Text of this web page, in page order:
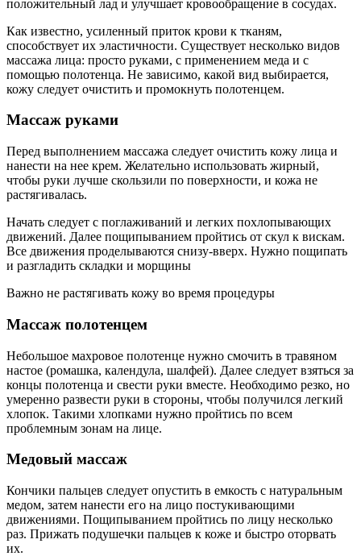
положительный лад и улучшает кровообращение в сосудах.
Как известно, усиленный приток крови к тканям,
способствует их эластичности. Существует несколько видов
массажа лица: просто руками, с применением меда и с
помощью полотенца. Не зависимо, какой вид выбирается,
кожу следует очистить и промокнуть полотенцем.
Массаж руками
Перед выполнением массажа следует очистить кожу лица и
нанести на нее крем. Желательно использовать жирный,
чтобы руки лучше скользили по поверхности, и кожа не
растягивалась.
Начать следует с поглаживаний и легких похлопывающих
движений. Далее пощипыванием пройтись от скул к вискам.
Все движения проделываются снизу-вверх. Нужно пощипать
и разгладить складки и морщины
Важно не растягивать кожу во время процедуры
Массаж полотенцем
Небольшое махровое полотенце нужно смочить в травяном
настое (ромашка, календула, шалфей). Далее следует взяться за
концы полотенца и свести руки вместе. Необходимо резко, но
умеренно развести руки в стороны, чтобы получился легкий
хлопок. Такими хлопками нужно пройтись по всем
проблемным зонам на лице.
Медовый массаж
Кончики пальцев следует опустить в емкость с натуральным
медом, затем нанести его на лицо постукивающими
движениями. Пощипыванием пройтись по лицу несколько
раз. Прижать подушечки пальцев к коже и быстро оторвать
их.